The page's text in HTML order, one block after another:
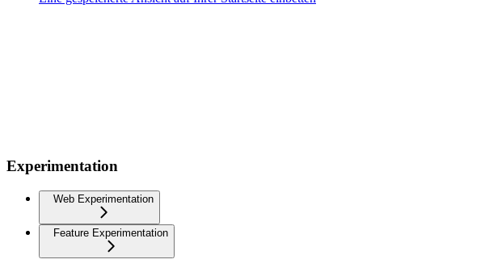
Experimentation
Web Experimentation
Feature Experimentation